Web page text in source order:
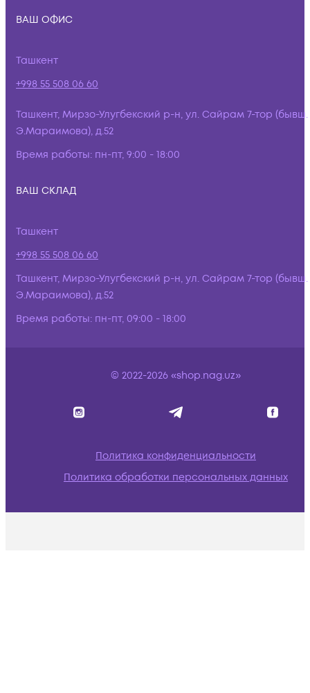
ВАШ ОФИС
Ташкент
+998 55 508 06 60
Ташкент, Мирзо-Улугбекский р-н, ул. Сайрам 7-тор (бывш.
Э.Мараимова), д.52
Время работы: пн-пт, 9:00 - 18:00
ВАШ СКЛАД
Ташкент
+998 55 508 06 60
Ташкент, Мирзо-Улугбекский р-н, ул. Сайрам 7-тор (бывш.
Э.Мараимова), д.52
Время работы: пн-пт, 09:00 - 18:00
© 2022-2026 «shop.nag.uz»
Политика конфиденциальности
Политика обработки персональных данных